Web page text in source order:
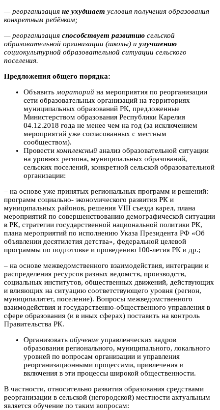
— реорганизация не ухудшает условия получения образования
конкретным ребёнком;
— реорганизация способствует развитию сельской
образовательной организации (школы) и улучшению
социокультурной образовательной ситуации сельского
поселения.
Предложения общего порядка:
Объявить мораторий на мероприятия по реорганизации
сети образовательных организаций на территориях
муниципальных образований РК, предложенные
Министерством образования Республики Карелия
04.12.2018 года не менее чем на год (за исключением
мероприятий уже согласованных с местным
сообществом).
Провести комплексный анализ образовательной ситуации
на уровнях региона, муниципальных образований,
сельских поселений, конкретной сельской образовательной
организации:
– на основе уже принятых региональных программ и решений:
программ социально- экономического развития РК и
муниципальных районов, решения VIII съезда карел, плана
мероприятий по совершенствованию демографической ситуации
в РК, стратегии государственной национальной политики РК,
плана мероприятий по исполнению Указа Президента РФ «Об
объявлении десятилетия детства», федеральной целевой
программы по подготовке и проведению 100-летия РК и др.;
– на основе межведомственного взаимодействия, интеграции и
распределения ресурсов разных ведомств, производств,
социальных институтов, общественных движений, действующих
и влияющих на ситуацию соответствующего уровня (регион,
муниципалитет, поселение). Вопросы межведомственного
взаимодействия и государственно-общественного управления в
сфере образования (и в иных сферах) поставить на контроль
Правительства РК.
Организовать обучение управленческих кадров
образования регионального, муниципального, локального
уровней по вопросам организации и управления
реорганизационными процессами, привлечения и
включения в эти процессы широкой общественности.
В частности, относительно развития образования средствами
реорганизации в сельской (негородской) местности актуальным
является обучение по таким вопросам: